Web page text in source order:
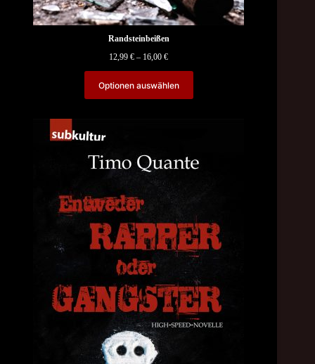
Randsteinbeißen
12,99€ – 16,00€Price
through
16,00 €
Optionen auswählen